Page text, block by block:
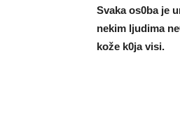
Svaka os0ba je
nekim ljudima
kože k0ja visi.